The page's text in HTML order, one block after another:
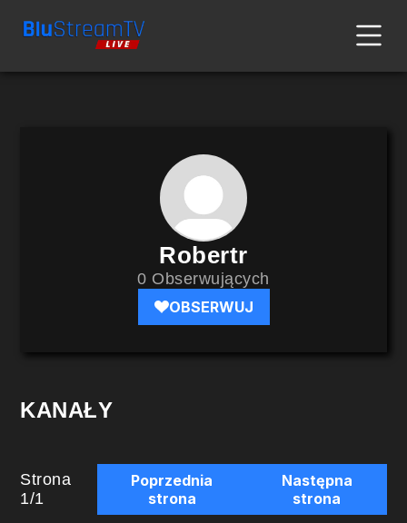
Robertr
0 Obserwujących
OBSERWUJ
KANAŁY
Strona
1/1
Poprzednia
strona
Następna
strona